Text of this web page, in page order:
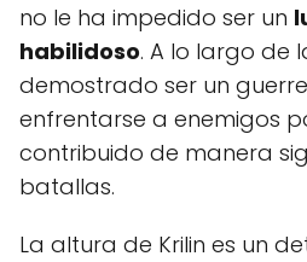
no le ha impedido ser un
habilidoso. A lo largo de
demostrado ser un
enfrentarse a enemigos
contribuido de manera
batallas.
La altura de Krilin es un